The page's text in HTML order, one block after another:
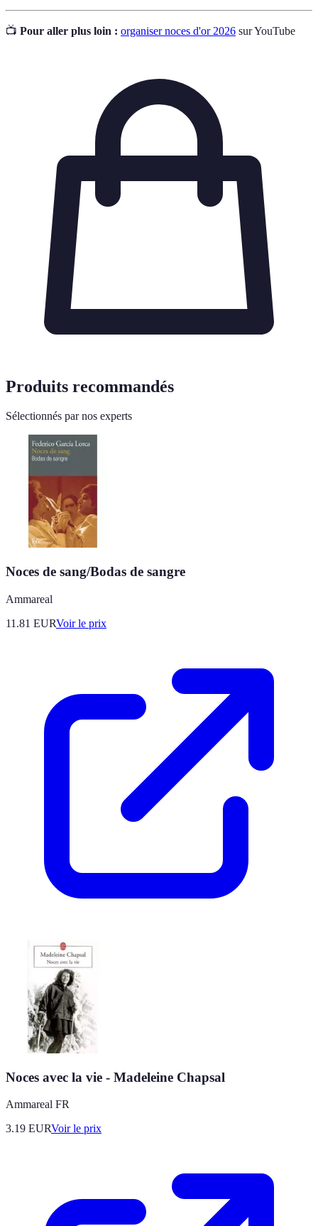
📺 Pour aller plus loin : organiser noces d'or 2026 sur YouTube
Produits recommandés
Sélectionnés par nos experts
Noces de sang/Bodas de sangre
Ammareal
11.81 EURVoir le prix
Noces avec la vie - Madeleine Chapsal
Ammareal FR
3.19 EURVoir le prix